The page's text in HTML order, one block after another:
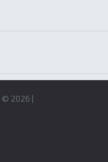
© 2026 |